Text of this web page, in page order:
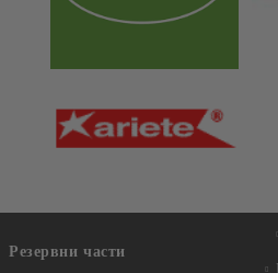
Резервни части